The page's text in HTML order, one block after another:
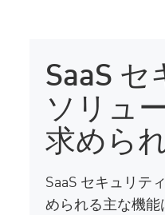
SaaS セ
ソリュ
求めら
SaaS セキュリテ
められる主な機能